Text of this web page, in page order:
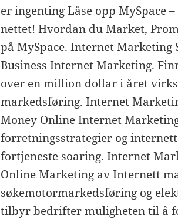
er ingenting Låse opp MySpace
nettet! Hvordan du Market,
på MySpace. Internet Marketing
Business Internet Marketing.
over en million dollar i året
markedsføring. Internet
Money Online Internet
forretningsstrategier og
fortjeneste soaring. Internet
Online Marketing av Internett
søkemotormarkedsføring og
tilbyr bedrifter muligheten til å